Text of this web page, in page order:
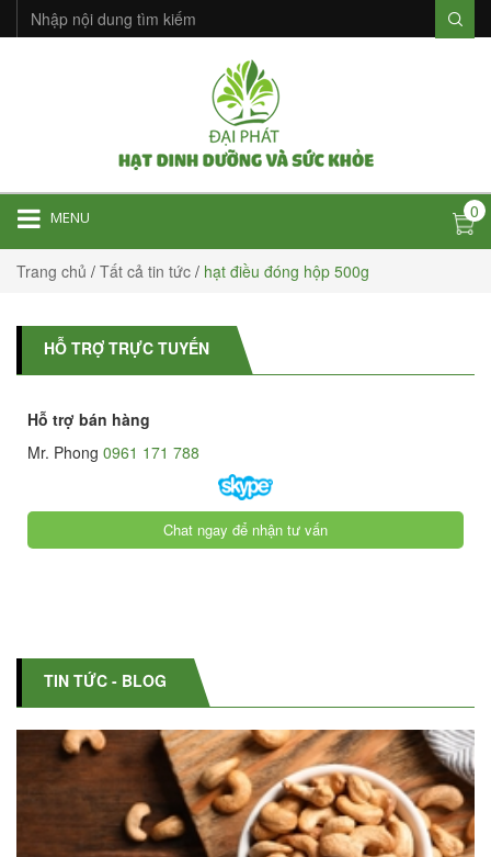
MENU 0
Trang chủ / Tất cả tin tức / hạt điều đóng hộp 500g
HỖ TRỢ TRỰC TUYẾN
Hỗ trợ bán hàng
Mr. Phong 0961 171 788
Chat ngay để nhận tư vấn
TIN TỨC - BLOG